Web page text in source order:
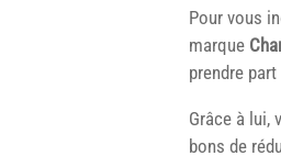
Pour vous
marque
prendre part
Grâce à lui,
bons de